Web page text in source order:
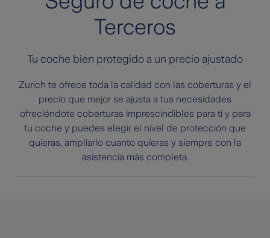
Terceros
Tu coche bien protegido a un precio ajustado
Zurich te ofrece toda la calidad con las coberturas y el
precio que mejor se ajusta a tus necesidades
ofreciéndote coberturas imprescindibles para ti y para
tu coche y puedes elegir el nivel de protección que
quieras, ampliarlo cuanto quieras y siempre con la
asistencia más completa.